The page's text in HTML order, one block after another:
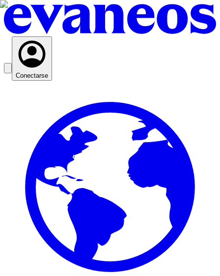
Conectarse